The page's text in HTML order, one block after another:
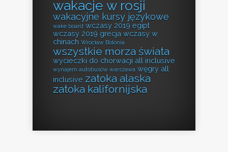
wakacje w rosji
wakacyjne kursy językowe
wake board wczasy 2019 egipt
wczasy 2019 grecja wczasy w
chinach Wrocław Bolonia
wszystkie morza świata
wycieczki do chorwacji all inclusive
wynajem autobusów warszawa węgry all
inclusive zatoka alaska
zatoka kalifornijska